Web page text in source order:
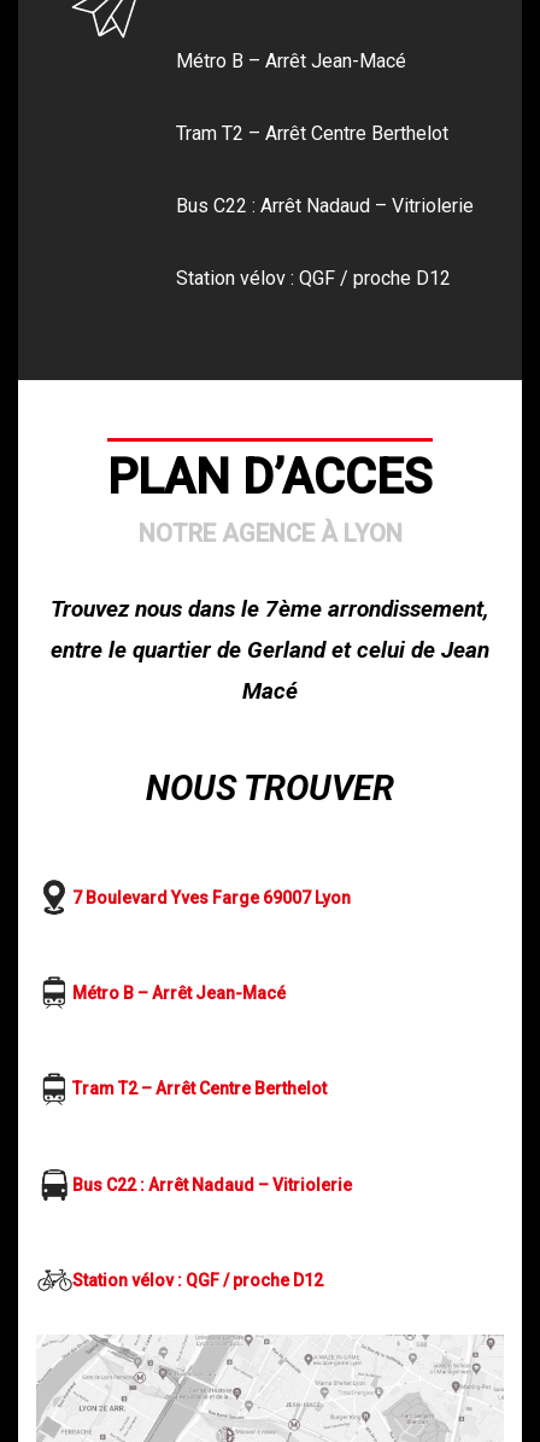
Métro B – Arrêt Jean-Macé
Tram T2 – Arrêt Centre Berthelot
Bus C22 : Arrêt Nadaud – Vitriolerie
Station vélov : QGF / proche D12
PLAN D’ACCES
NOTRE AGENCE À LYON
Trouvez nous dans le 7ème arrondissement,
entre le quartier de Gerland et celui de Jean
Macé
NOUS TROUVER
7 Boulevard Yves Farge 69007 Lyon
Métro B – Arrêt Jean-Macé
Tram T2 – Arrêt Centre Berthelot
Bus C22 : Arrêt Nadaud – Vitriolerie
Station vélov : QGF / proche D12